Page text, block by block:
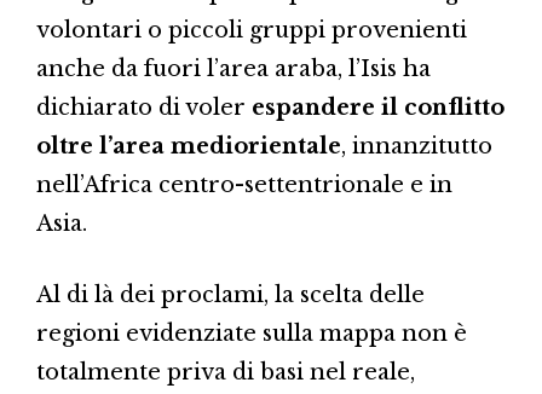
volontari o piccoli gruppi provenienti
anche da fuori l’area araba, l’Isis ha
dichiarato di voler espandere il conflitto
oltre l’area mediorientale, innanzitutto
nell’Africa centro-settentrionale e in
Asia.
Al di là dei proclami, la scelta delle
regioni evidenziate sulla mappa non è
totalmente priva di basi nel reale,